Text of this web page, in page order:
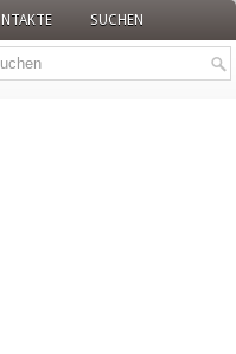
SUCHEN